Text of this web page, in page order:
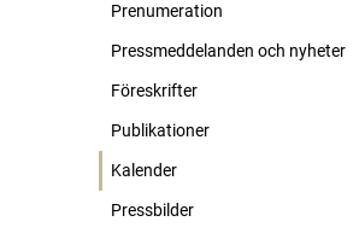
Prenumeration
Pressmeddelanden och nyheter
Föreskrifter
Publikationer
Kalender
Pressbilder